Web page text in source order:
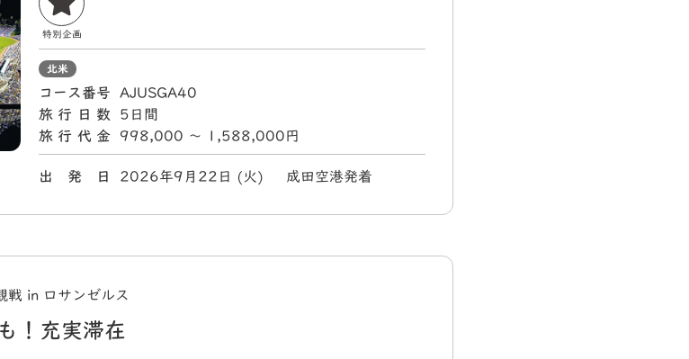
特別企画
北米
コース番号
AJUSGA40
旅行日数
5日間
旅行代金
998,000 〜 1,588,000円
出 発 日 2026年9月22日 (火) 成田空港発着
戦 in ロサンゼルス
！充実滞在